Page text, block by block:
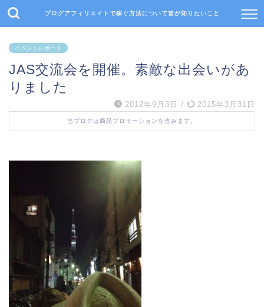
ブログアフィリエイトで稼ぐ方法について皆が知りたいこと
イベントレポート
JAS交流会を開催。素敵な出会いがあ
りました
2012年9月3日 / 2015年3月31日
当ブログは商品プロモーションを含みます。